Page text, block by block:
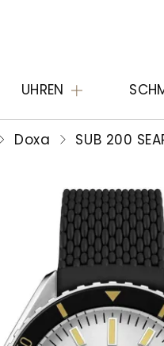
UHREN
Doxa SUB 200